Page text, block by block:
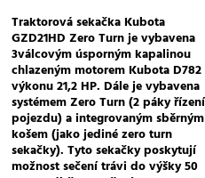
Traktorová sekačka Kubota
GZD21HD Zero Turn je vybavena
3válcovým úsporným kapalinou
chlazeným motorem Kubota D782
výkonu 21,2 HP. Dále je vybavena
systémem Zero Turn (2 páky
pojezdu) a integrovaným sběrným
košem (jako jediné zero turn
sekačky). Tyto sekačky poskytují
možnost sečení trávi do výšky 50